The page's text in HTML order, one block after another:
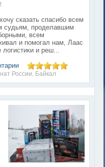
сказать спасибо всем
судьям, проделавшим
всем
и помогал нам, Лаас
и реш...
России Байкал